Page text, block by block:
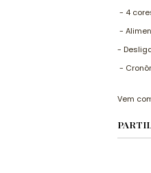
- 4
-
-
-
Vem